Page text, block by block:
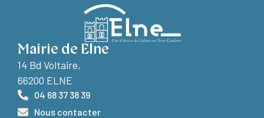
Mairie de Elne
14 Bd Voltaire,
66200 ELNE
04 68 37 38 39
Nous contacter